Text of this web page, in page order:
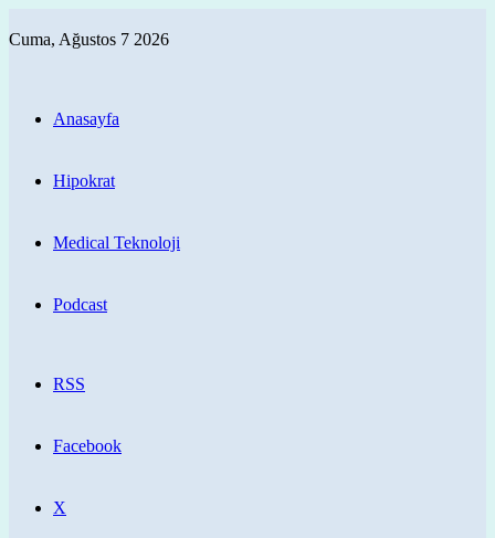
Cuma, Ağustos 7 2026
Anasayfa
Hipokrat
Medical Teknoloji
Podcast
RSS
Facebook
X